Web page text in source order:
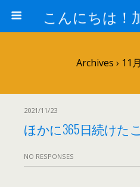
Archives › 11
2021/11/23
ほかに365日続けた
NO RESPONSES